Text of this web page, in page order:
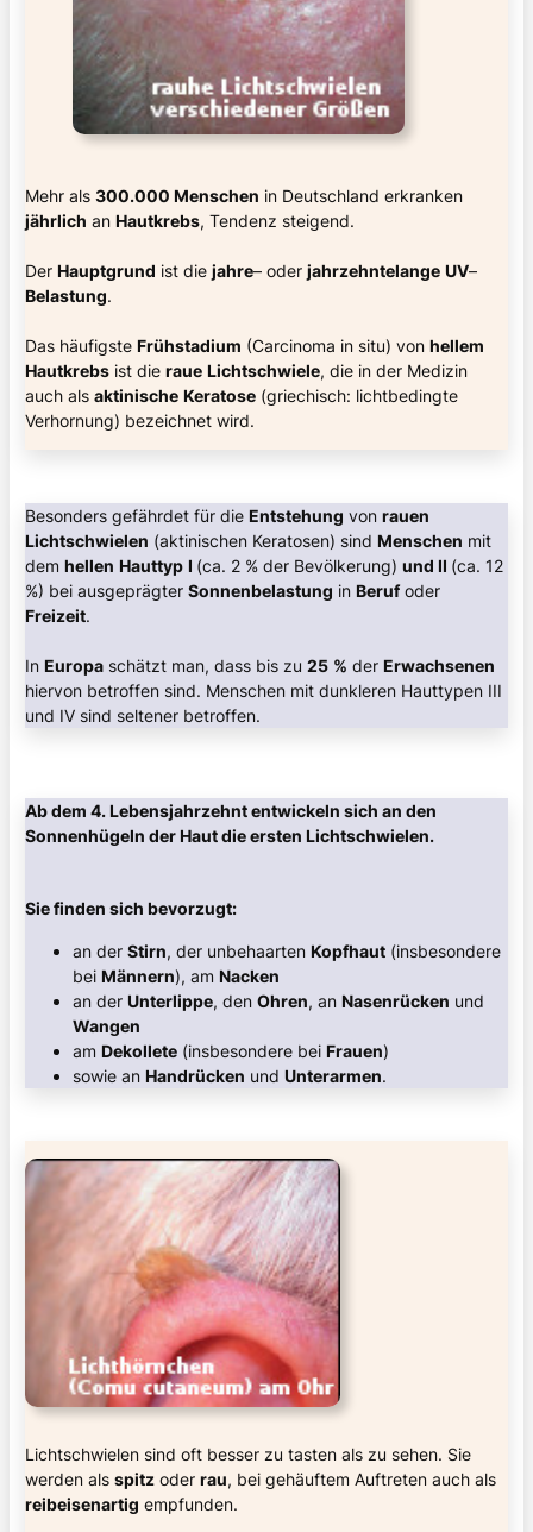
Mehr als300.000 Menschen in Deutschland erkranken
jährlich anHautkrebs, Tendenz steigend.
DerHauptgrund ist diejahre– oderjahrzehntelange UV–
Belastung.
Das häufigsteFrühstadium (Carcinoma in situ) vonhellem
Hautkrebs ist dieraue Lichtschwiele, die in der Medizin
auch alsaktinische Keratose (griechisch: lichtbedingte
Verhornung) bezeichnet wird.
Besonders gefährdet für dieEntstehung vonrauen
Lichtschwielen (aktinischen Keratosen) sindMenschen mit
demhellen Hauttyp I (ca. 2 % der Bevölkerung)und II (ca. 12
%) bei ausgeprägterSonnenbelastung inBerufoder
Freizeit.
InEuropa schätzt man, dass bis zu25 % derErwachsenen
hiervon betroffen sind. Menschen mit dunkleren Hauttypen III
und IV sind seltener betroffen.
Ab dem 4. Lebensjahrzehnt entwickeln sich an den
Sonnenhügeln der Haut die ersten Lichtschwielen.
Sie finden sich bevorzugt:
an derStirn, der unbehaartenKopfhaut (insbesondere
beiMännern), amNacken
an derUnterlippe, denOhren, anNasenrücken und
Wangen
amDekollete (insbesondere beiFrauen)
sowie anHandrücken undUnterarmen.
Lichtschwielen sind oft besser zu tasten als zu sehen. Sie
werden alsspitz oderrau, bei gehäuftem Auftreten auch als
reibeisenartig empfunden.